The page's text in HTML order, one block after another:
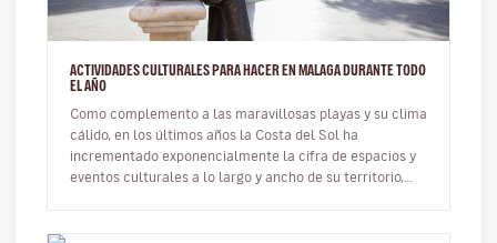
ACTIVIDADES CULTURALES PARA HACER EN MALAGA DURANTE TODO
EL AÑO
Como complemento a las maravillosas playas y su clima
cálido, en los últimos años la Costa del Sol ha
incrementado exponencialmente la cifra de espacios y
eventos culturales a lo largo y ancho de su territorio,